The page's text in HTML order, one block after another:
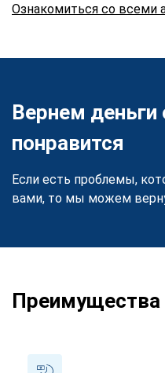
Ознакомиться со всеми
Вернем деньги
понравится
Если есть проблемы,
вами, то мы можем